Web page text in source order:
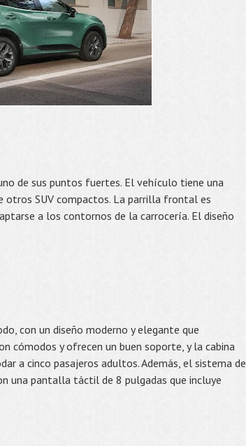
de sus puntos fuertes. El vehículo tiene una
otros SUV compactos. La parrilla frontal es
a los contornos de la carrocería. El diseño
con un diseño moderno y elegante que
cómodos y ofrecen un buen soporte, y la cabina
a cinco pasajeros adultos. Además, el sistema de
una pantalla táctil de 8 pulgadas que incluye